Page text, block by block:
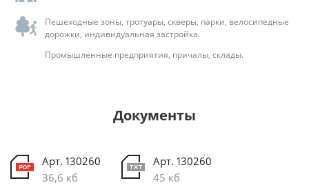
Пешеходные зоны, тротуары, скверы, парки, велосипедные
дорожки, индивидуальная застройка.
Промышленные предприятия, причалы, склады.
Документы
Арт. 130260
36,6 кб
Арт. 130260
45 кб